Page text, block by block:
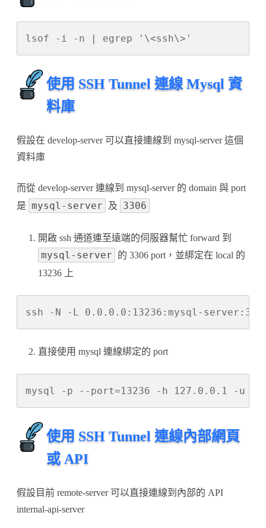
lsof -i -n | egrep '\<ssh\>'
使用 SSH Tunnel 連線 Mysql 資
料庫
假設在 develop-server 可以直接連線到 mysql-server 這個
資料庫
而從 develop-server 連線到 mysql-server 的 domain 與 port
是 mysql-server 及 3306
開啟 ssh 通道連至遠端的伺服器幫忙 forward 到
mysql-server
的 3306 port，並綁定在 local 的
13236 上
ssh -N -L 0.0.0.0:13236:mysql-server:3306
直接使用 mysql 連線綁定的 port
mysql -p --port=13236 -h 127.0.0.1 -u
使用 SSH Tunnel 連線內部網頁
或 API
假設目前 remote-server 可以直接連線到內部的 API
internal-api-server